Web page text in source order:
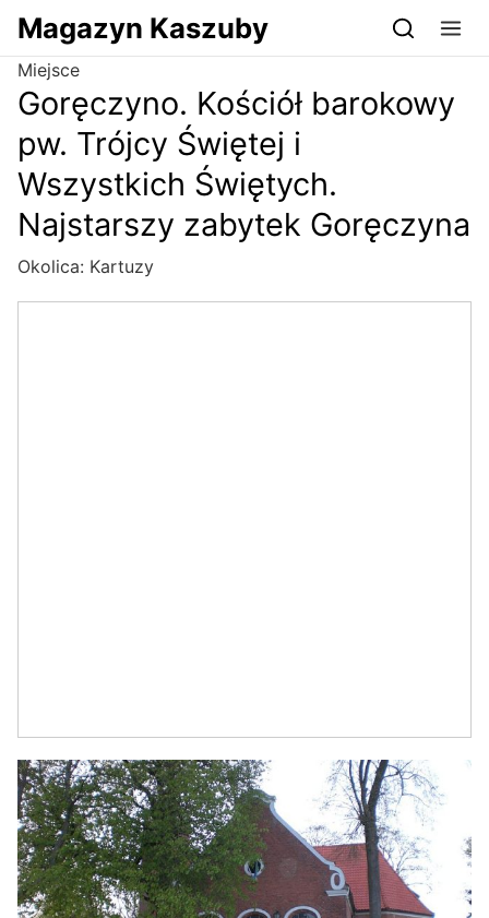
Przejdź do serwisu magazynkaszuby.pl
Magazyn Kaszuby
Miejsce
Goręczyno. Kościół barokowy
pw. Trójcy Świętej i
Wszystkich Świętych.
Najstarszy zabytek Goręczyna
Okolica: Kartuzy